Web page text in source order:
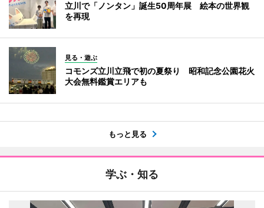
立川で「ノンタン」誕生50周年展 絵本の世界観
を再現
見る・遊ぶ
コモンズ立川立飛で初の夏祭り 昭和記念公園花火
大会無料鑑賞エリアも
もっと見る
学ぶ・知る